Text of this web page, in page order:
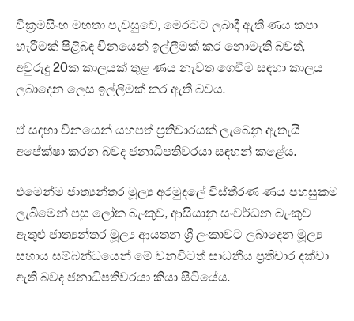
වික්‍රමසිංහ මහතා පැවසුවේ, මෙරටට ලබාදී ඇති ණය කපා
හැරීමක් පිළිබඳ චීනයෙන් ඉල්ලීමක් කර නොමැති බවත්,
අවුරුදු 20ක කාලයක් තුළ ණය නැවත ගෙවීම සඳහා කාලය
ලබාදෙන ලෙස ඉල්ලීමක් කර ඇති බවය.
ඒ සඳහා චීනයෙන් යහපත් ප්‍රතිචාරයක් ලැබෙනු ඇතැයි
අපේක්ෂා කරන බවද ජනාධිපතිවරයා සඳහන් කළේය.
එමෙන්ම ජාත්‍යන්තර මූල්‍ය අරමුදලේ විස්තීරණ ණය පහසුකම
ලැබීමෙන් පසු ලෝක බැංකුව, ආසියානු සංවර්ධන බැංකුව
ඇතුළු ජාත්‍යන්තර මූල්‍ය ආයතන ශ්‍රී ලංකාවට ලබාදෙන මූල්‍ය
සහාය සම්බන්ධයෙන් මේ වනවිටත් සාධනීය ප්‍රතිචාර දක්වා
ඇති බවද ජනාධිපතිවරයා කියා සිටියේය.